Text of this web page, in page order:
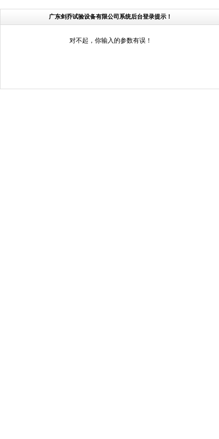
广东剑乔试验设备有限公司系统后台登录提示！
对不起，你输入的参数有误！